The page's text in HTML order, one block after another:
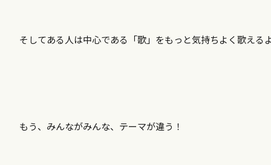
そしてある人は中心である「歌」をもっと気持ちよく歌える
もう、みんながみんな、テーマが違う！